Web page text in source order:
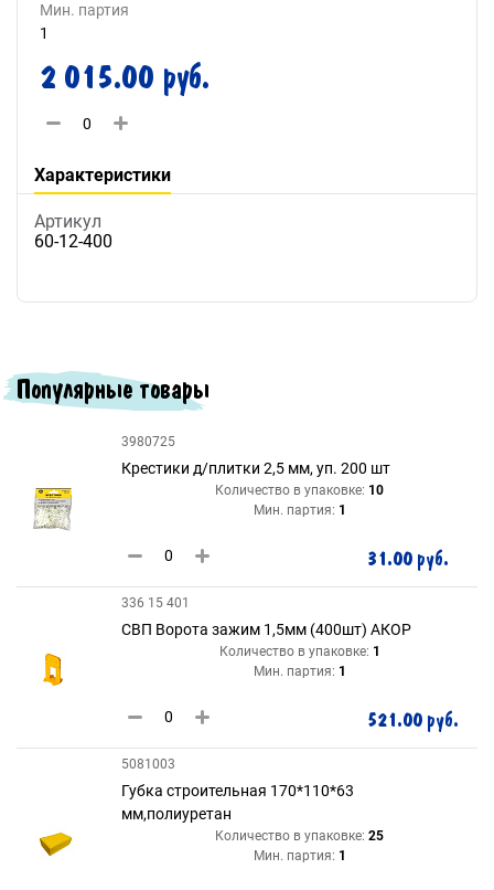
Мин. партия
1
2 015.00 руб.
Характеристики
Артикул
60-12-400
Популярные товары
3980725
Крестики д/плитки 2,5 мм, уп. 200 шт
Количество в упаковке: 10
Мин. партия: 1
31.00 руб.
336 15 401
СВП Ворота зажим 1,5мм (400шт) АКОР
Количество в упаковке: 1
Мин. партия: 1
521.00 руб.
5081003
Губка строительная 170*110*63
мм,полиуретан
Количество в упаковке: 25
Мин. партия: 1